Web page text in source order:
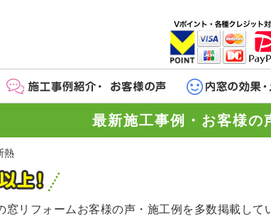
最新施工事例・お客様の
熱
リフォームお客様の声・施工例を多数掲載して